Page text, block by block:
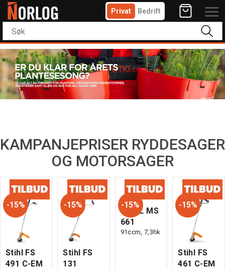
Privat Bedrift
KAMPANJEPRISER RYDDESAGER
OG MOTORSAGER
15%
Stihl FS
491 C-EM
15%
Stihl FS
131
15%
STIHL MS
661
91ccm, 7,3hk
15%
Stihl FS
461 C-EM